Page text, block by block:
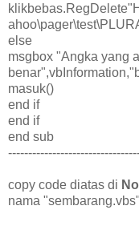
else
msgbox "Angka yang
masuk()
end if
end if
end sub
copy code diatas di
nama